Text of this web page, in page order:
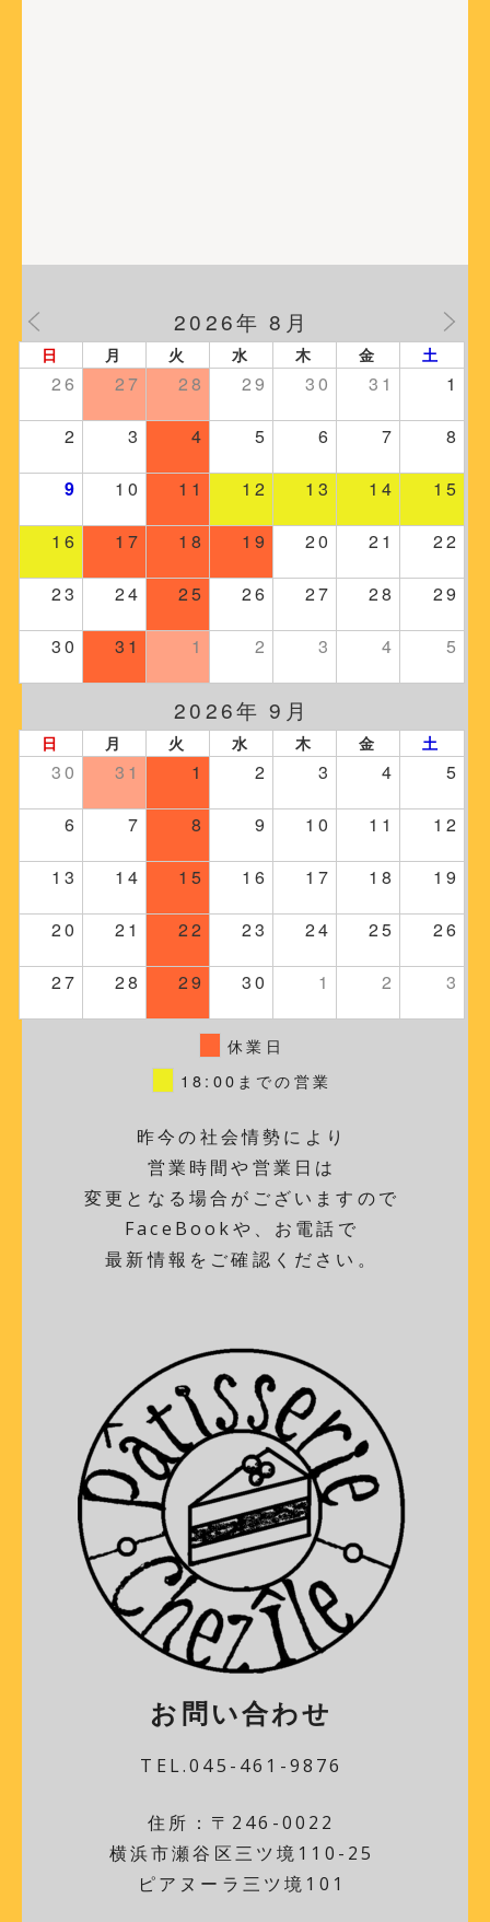
2026年 8月
日 月 火 水 木 金 土
26 27 28 29 30 31 1
2 3 4 5 6 7 8
9 10 11 12 13 14 15
16 17 18 19 20 21 22
23 24 25 26 27 28 29
30 31 1 2 3 4 5
2026年 9月
日 月 火 水 木 金 土
30 31 1 2 3 4 5
6 7 8 9 10 11 12
13 14 15 16 17 18 19
20 21 22 23 24 25 26
27 28 29 30 1 2 3
休業日
18:00までの営業
昨今の社会情勢により
営業時間や営業日は
変更となる場合がございますので
FaceBookや、お電話で
最新情報をご確認ください。
お問い合わせ
TEL.045-461-9876
住所：〒246-0022
横浜市瀬谷区三ツ境110-25
ピアヌーラ三ツ境101